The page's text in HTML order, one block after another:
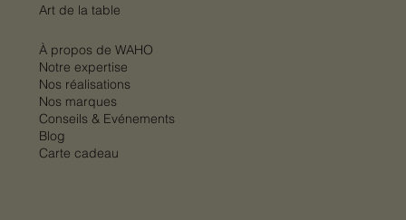
Art de la table
À propos de WAHO
Notre expertise
Nos réalisations
Nos marques
Conseils & Evénements
Blog
Carte cadeau